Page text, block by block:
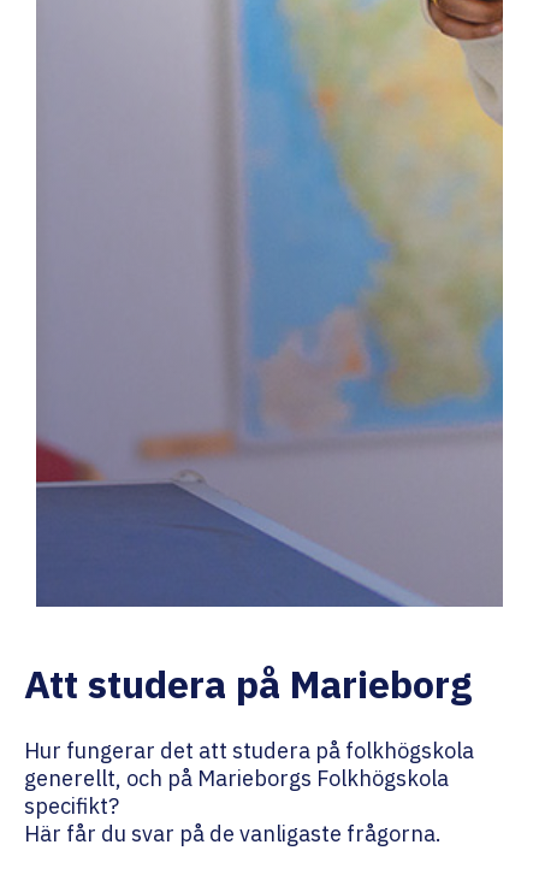
Att studera på Marieborg
Hur fungerar det att studera på folkhögskola
generellt, och på Marieborgs Folkhögskola
specifikt?
Här får du svar på de vanligaste frågorna.